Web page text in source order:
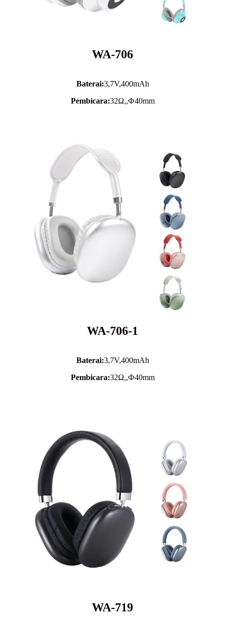
WA-706
Baterai:3,7V,400mAh
Pembicara:32Ω,,Ф40mm
WA-706-1
Baterai:3,7V,400mAh
Pembicara:32Ω,,Ф40mm
WA-719